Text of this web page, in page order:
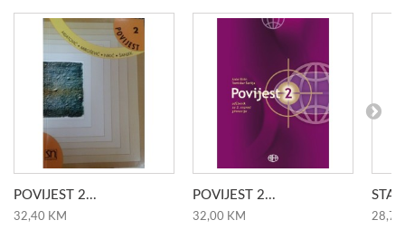
POVIJEST 2...
32,40 KM
POVIJEST 2...
32,00 KM 28,70